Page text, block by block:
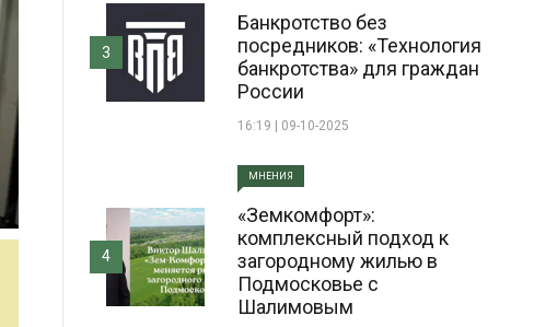
Банкротство без
посредников: «Технология
банкротства» для граждан
России
16:19 | 09-10-2025
3
МНЕНИЯ
«Земкомфорт»:
комплексный подход к
загородному жилью в
Подмосковье с
Шалимовым
4